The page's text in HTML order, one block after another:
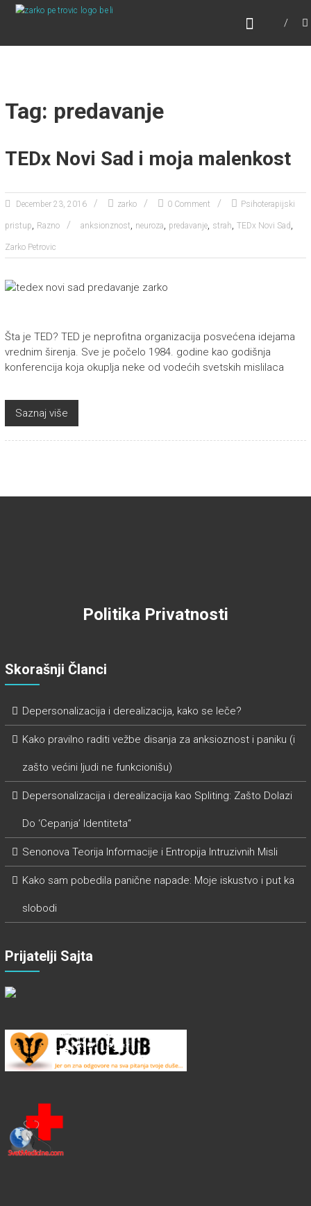
SkipONLINE PSIHOTERAPIJA
Tag: predavanje
TEDx Novi Sad i moja malenkost
December 23, 2016 zarko 0 Comment Psihoterapijski
pristup, Razno anksionznost, neuroza, predavanje, strah, TEDx Novi Sad ,
Zarko Petrovic
Šta je TED? TED je neprofitna organizacija posvećena idejama
vrednim širenja. Sve je počelo 1984. godine kao godišnja
konferencija koja okuplja neke od vodećih svetskih mislilaca
Saznaj više
Politika Privatnosti
Skorašnji Članci
Depersonalizacija i derealizacija, kako se leče?
Kako pravilno raditi vežbe disanja za anksioznost i paniku (i
zašto većini ljudi ne funkcionišu)
Depersonalizacija i derealizacija kao Spliting: Zašto Dolazi
Do ‘Cepanja’ Identiteta“
Senonova Teorija Informacije i Entropija Intruzivnih Misli
Kako sam pobedila panične napade: Moje iskustvo i put ka
slobodi
Prijatelji Sajta